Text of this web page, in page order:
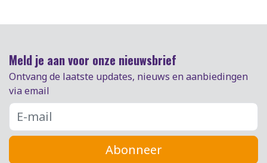
Meld je aan voor onze nieuwsbrief
Ontvang de laatste updates, nieuws en aanbiedingen
via email
Abonneer